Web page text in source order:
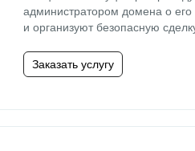
администратором домена о
и организуют безопасную
Заказать услугу